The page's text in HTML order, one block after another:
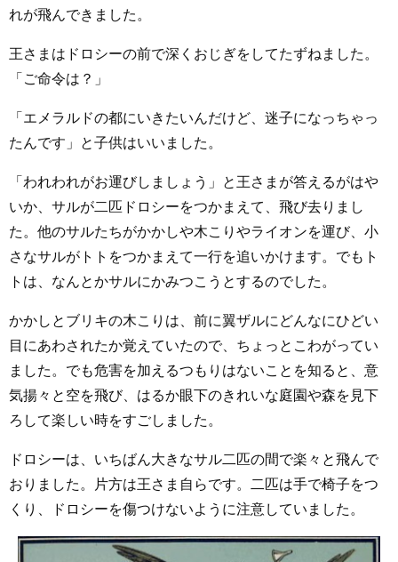
れが飛んできました。
王さまはドロシーの前で深くおじぎをしてたずねました。
「ご命令は？」
「エメラルドの都にいきたいんだけど、迷子になっちゃっ
たんです」と子供はいいました。
「われわれがお運びしましょう」と王さまが答えるがはや
いか、サルが二匹ドロシーをつかまえて、飛び去りまし
た。他のサルたちがかかしや木こりやライオンを運び、小
さなサルがトトをつかまえて一行を追いかけます。でもト
トは、なんとかサルにかみつこうとするのでした。
かかしとブリキの木こりは、前に翼ザルにどんなにひどい
目にあわされたか覚えていたので、ちょっとこわがってい
ました。でも危害を加えるつもりはないことを知ると、意
気揚々と空を飛び、はるか眼下のきれいな庭園や森を見下
ろして楽しい時をすごしました。
ドロシーは、いちばん大きなサル二匹の間で楽々と飛んで
おりました。片方は王さま自らです。二匹は手で椅子をつ
くり、ドロシーを傷つけないように注意していました。